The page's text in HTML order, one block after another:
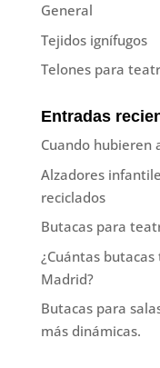
General
Tejidos ignífugos
Telones para
Entradas
Cuando hubieren
Alzadores
reciclados
Butacas para
¿Cuántas
Madrid?
Butacas para
más dinámicas.